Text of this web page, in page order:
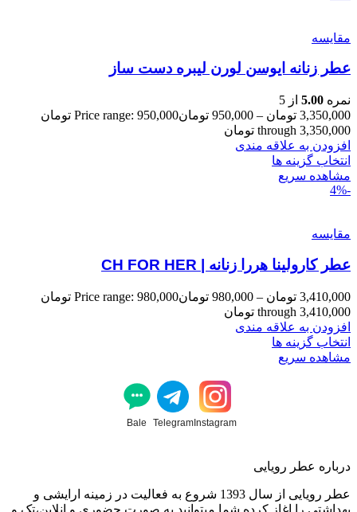
مقایسه
عطر زنانه ایوسن لورن لیبره دست ساز
نمره 5.00 از 5
3,350,000 تومان –
950,000 تومان
Price range: 950,000 تومان
through 3,350,000 تومان
افزودن به علاقه مندی
انتخاب گزینه ها
مشاهده سریع
-4%
مقایسه
عطر کارولینا هررا زنانه | CH FOR HER
3,410,000 تومان –
980,000 تومان
Price range: 980,000 تومان
through 3,410,000 تومان
افزودن به علاقه مندی
انتخاب گزینه ها
مشاهده سریع
Instagram
Telegram
Bale
درباره عطر رویایی
عطر رویایی از سال 1393 شروع به فعالیت در زمینه ارایشی و
بهداشتی را اغاز کرده شما میتوانید به صورت حضوری و انلاین،تک و